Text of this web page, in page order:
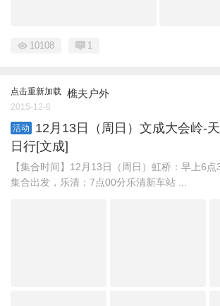
10108 1
点击重新加载 樵夫户外
2015-12-6
活动
12月13日（周日）文成大会岭-
日行[文成]
【集合时间】12月13日（周日）虹桥：早上6
集合出发，乐清：7点00分乐清新车站 ...